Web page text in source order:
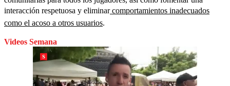
interacción respetuosa y eliminarcomportamientos inadecuados
como el acoso a otros usuarios.
Videos Semana